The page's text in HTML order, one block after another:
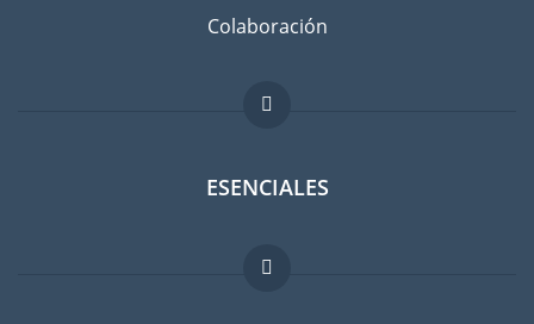
Colaboración
ESENCIALES
Foro para expatriados